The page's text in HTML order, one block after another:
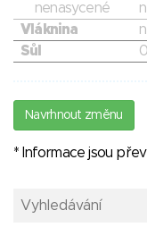
nenasycené
Vláknina
Sůl
Navrhnout změnu
* Informace jsou